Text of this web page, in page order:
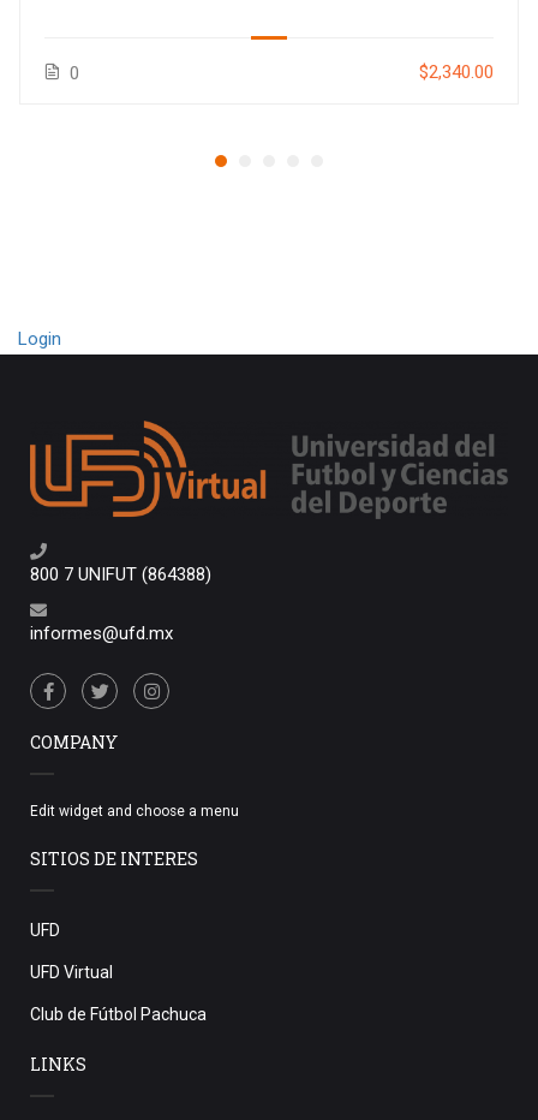
0 $2,340.00
Login
800 7 UNIFUT (864388)
informes@ufd.mx
COMPANY
Edit widget and choose a menu
SITIOS DE INTERES
UFD
UFD Virtual
Club de Fútbol Pachuca
LINKS